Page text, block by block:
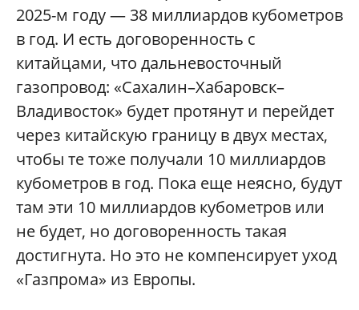
2025-м году — 38 миллиардов кубометров
в год. И есть договоренность с
китайцами, что дальневосточный
газопровод: «Сахалин–Хабаровск–
Владивосток» будет протянут и перейдет
через китайскую границу в двух местах,
чтобы те тоже получали 10 миллиардов
кубометров в год. Пока еще неясно, будут
там эти 10 миллиардов кубометров или
не будет, но договоренность такая
достигнута. Но это не компенсирует уход
«Газпрома» из Европы.